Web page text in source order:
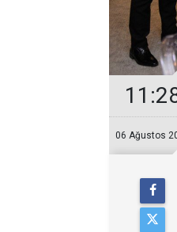
06 Ağustos